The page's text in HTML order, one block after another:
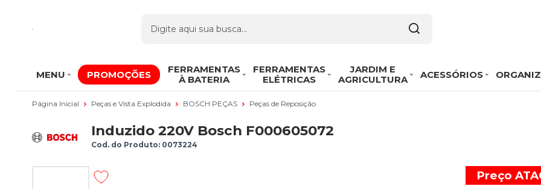
MENU PROMOÇÕES
FERRAMENTAS
À BATERIA
FERRAMENTAS
ELÉTRICAS
JARDIM E
AGRICULTURA
ACESSÓRIOS
Página Inicial Peças e Vista Explodida BOSCH PEÇAS Peças de Reposição
Induzido 220V Bosch F000605072
Cod. do Produto: 0073224
Preço